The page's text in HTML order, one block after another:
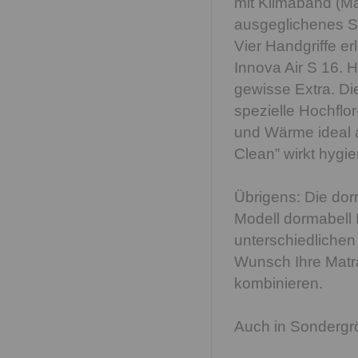
ausgeglichenes
Vier Handgriffe
Innova Air S 16.
gewisse Extra.
spezielle
und Wärme ideal
Clean” wirkt
Übrigens: Die
Modell dormabell
Wunsch Ihre
kombinieren.
Auch in